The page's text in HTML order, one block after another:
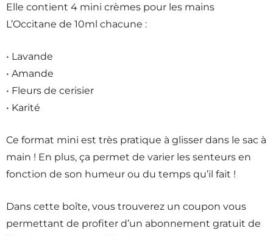
Elle contient 4 mini crèmes pour les mains
L’Occitane de 10ml chacune :
• Lavande
• Amande
• Fleurs de cerisier
• Karité
Ce format mini est très pratique à glisser dans le sac à
main ! En plus, ça permet de varier les senteurs en
fonction de son humeur ou du temps qu’il fait !
Dans cette boîte, vous trouverez un coupon vous
permettant de profiter d’un abonnement gratuit de